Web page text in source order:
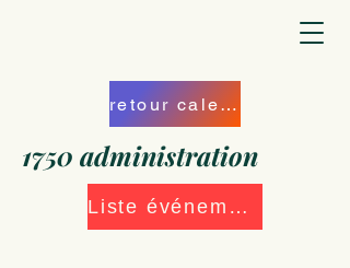
retour calendrier
1750 administration
Liste événements